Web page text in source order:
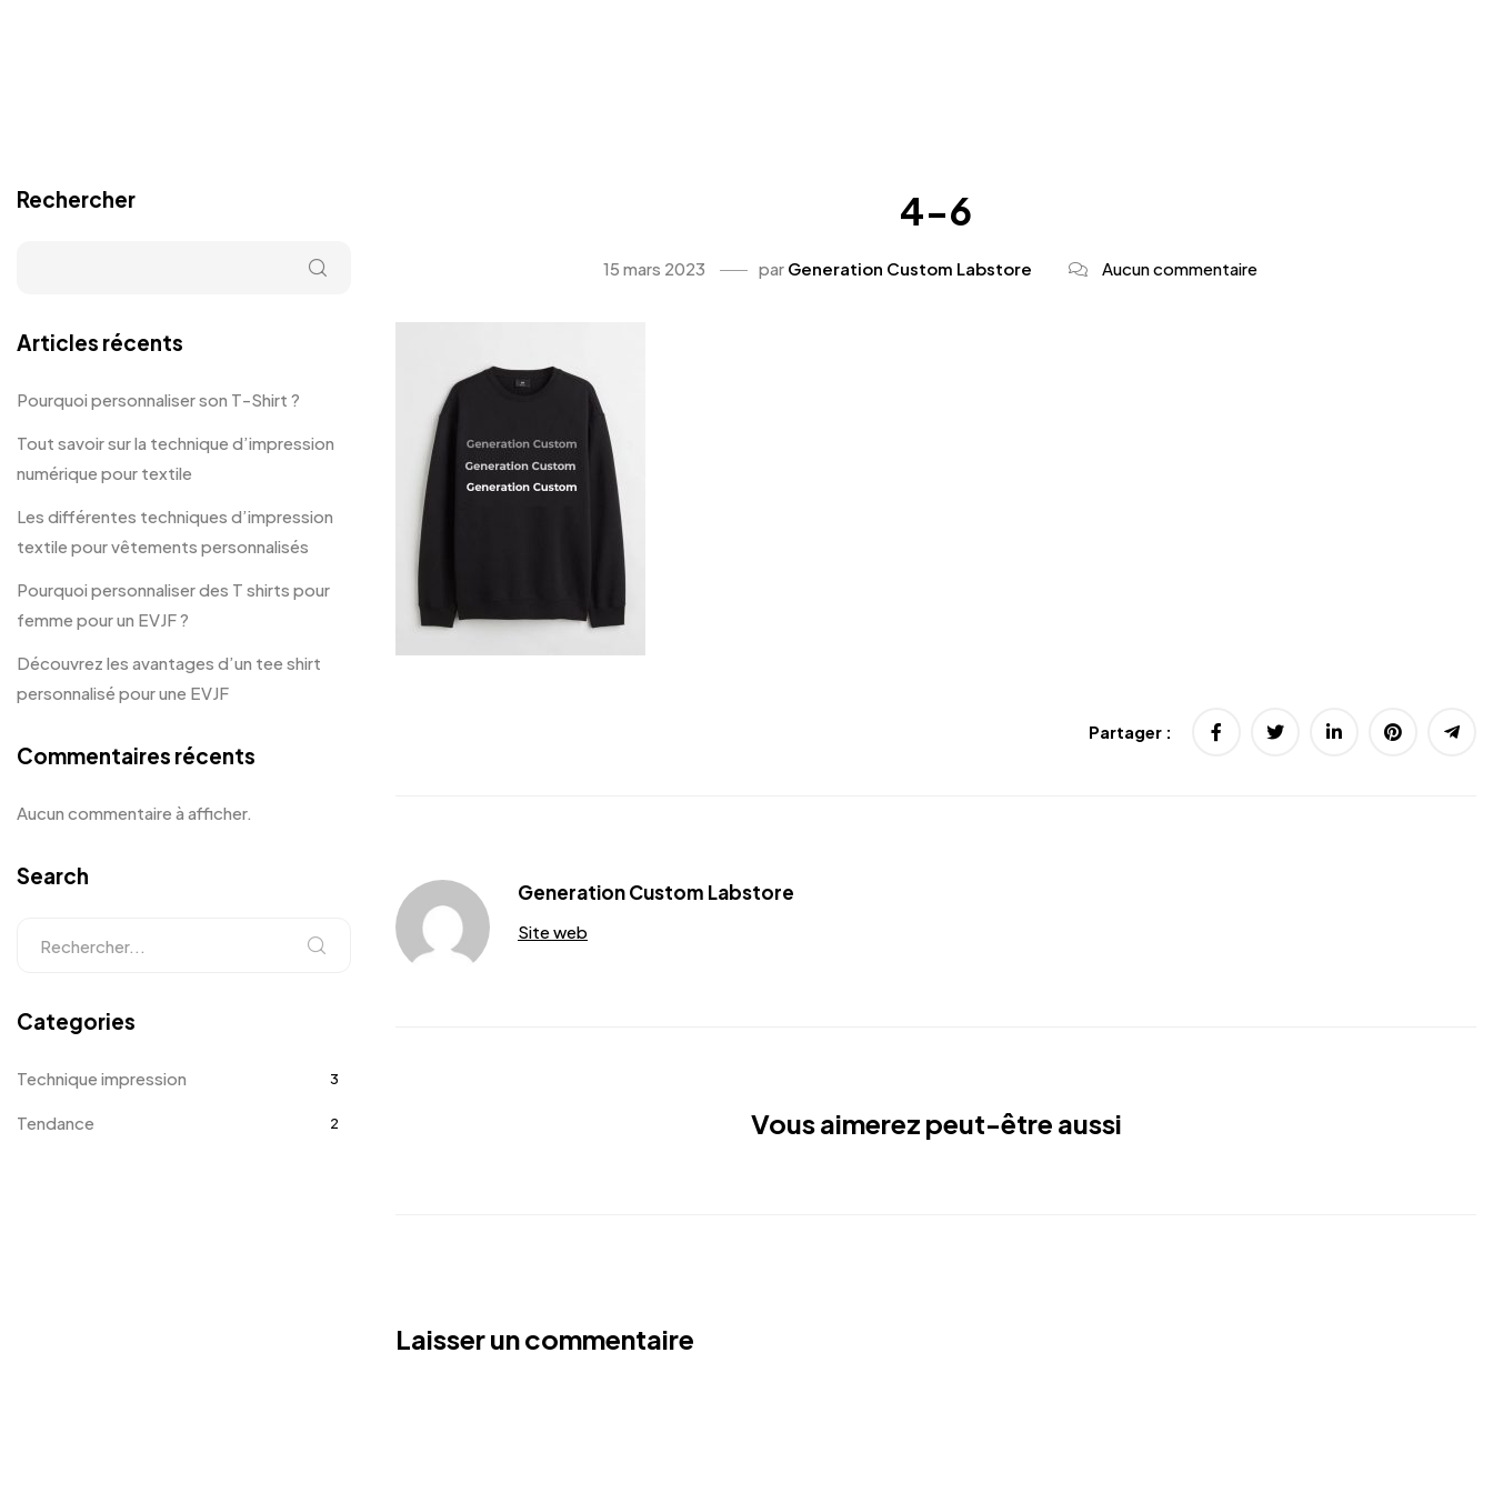
4-6
15 mars 2023 par Generation Custom Labstore Aucun commentaire
Partager :
Generation Custom Labstore
Site web
Vous aimerez peut-être aussi
Laisser un commentaire
Rechercher
Articles récents
Pourquoi personnaliser son T-Shirt ?
Tout savoir sur la technique d’impression
numérique pour textile
Les différentes techniques d’impression
textile pour vêtements personnalisés
Pourquoi personnaliser des T shirts pour
femme pour un EVJF ?
Découvrez les avantages d’un tee shirt
personnalisé pour une EVJF
Commentaires récents
Aucun commentaire à afficher.
Search
Categories
Technique impression 3
Tendance 2